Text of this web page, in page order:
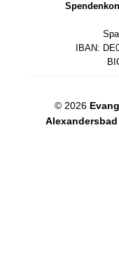
IBAN:
© 2026
Alexandersbad